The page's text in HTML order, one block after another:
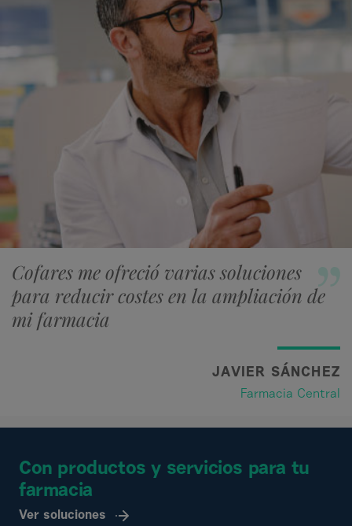
Cofares me ofreció varias soluciones
para reducir costes en la ampliación de
mi farmacia
JAVIER SÁNCHEZ
Farmacia Central
Con productos y servicios para tu
farmacia
Ver soluciones